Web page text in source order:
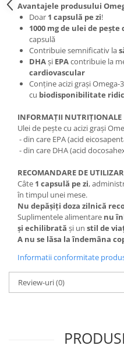
Avantajele produsului
Doar 1 capsulă pe zi!
1000 mg de ulei de
capsulă
Contribuie semnificativ la
DHAși EPAcontribuie la
cardiovascular
Conține acizi grași
cu biodisponibilitate
INFORMAȚII
Ulei de pește cu acizi grași
- din care EPA (acid
- din care DHA (acid
RECOMANDARE DE
Câte 1 capsulă pe zi,
în timpul unei mese.
Nu depășiți doza zilnică
Suplimentele alimentare nu
și echilibrată și un stil de
A nu se lăsa la îndemâna
Informatii conformitate
Review-uri(0)